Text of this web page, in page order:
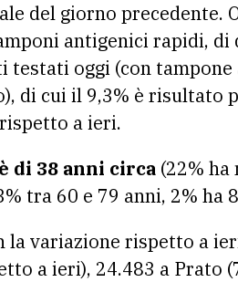
del giorno precedente.
antigenici rapidi, di
oggi (con tampone
di cui il 9,3% è risultato
a ieri.
di 38 anni circa (22% ha
tra 60 e 79 anni, 2% ha
variazione rispetto a
a ieri), 24.483 a Prato